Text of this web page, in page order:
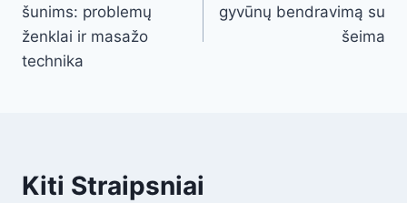
šunims: problemų
ženklai ir masažo
technika
gyvūnų bendravimą su
šeima
Kiti Straipsniai